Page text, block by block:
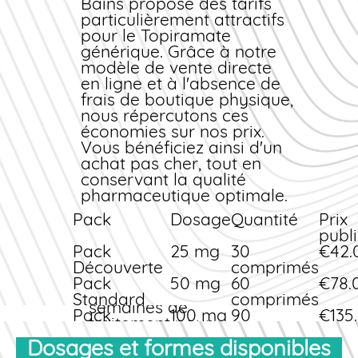
cellulose
microcristalline, le
stéarate de
magnésium, l'amidon
prégélatinisé et le
lactose monohydraté.
Ces composants
facilitent l'absorption
du principe actif et
assurent la stabilité du
comprimé lors de la
conservation.
généralisée
(monothérapie ou
association) ;
Prévention des crises de
migraine chez l'adulte ;
Syndrome de Lennox-
Gastaut (chez l'enfant de
plus de 2 ans) ;
Usage hors AMM : aide à
la perte de poids (sous
surveillance médicale
stricte).
Délai d'action et durée
du traitement
L'effet thérapeutique
du Topiramate n'est
pas immédiat. Il faut
généralement 4 à 8
semaines de
traitement pour
constater une
particulièrement attractifs
pour le Topiramate
générique. Grâce à notre
modèle de vente directe
en ligne et à l'absence de
frais de boutique physique,
nous répercutons ces
économies sur nos prix.
Vous bénéficiez ainsi d'un
achat pas cher, tout en
conservant la qualité
pharmaceutique optimale.
Pack
DosageQuantité Prix
Pack
Découverte
25 mg 30
comprimés
Pack
Standard
50 mg 60
comprimés
Pack
Économique
100 mg 90
comprimés
Dosages et formes disponibles